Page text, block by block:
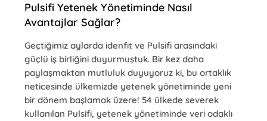
Pulsifi Yetenek Yönetiminde Nasıl
Avantajlar Sağlar?
Geçtiğimiz aylarda idenfit ve Pulsifi arasındaki
güçlü iş birliğini duyurmuştuk. Bir kez daha
paylaşmaktan mutluluk duyuyoruz ki, bu ortaklık
neticesinde ülkemizde yetenek yönetiminde yeni
bir dönem başlamak üzere! 54 ülkede severek
kullanılan Pulsifi, yetenek yönetiminde veri odaklı